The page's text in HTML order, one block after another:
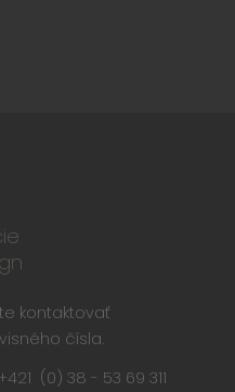
kontaktovať
čísla.
+421 (0) 38 - 53 69 311